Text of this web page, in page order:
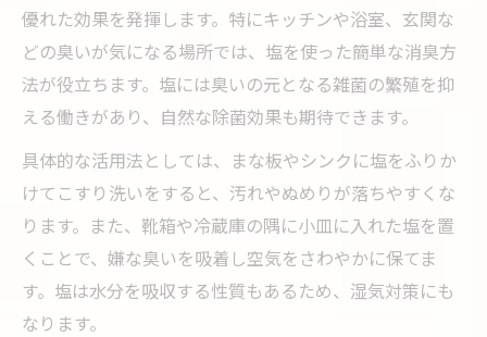
結晶化で実現する塩の保存性と品質向上
塩結晶の魅力と家庭でもできる活用方法
いらない塩の使い道と再利用法
不要な塩の賢い再利用と環境への配慮
塩で作る消臭剤や除湿剤の簡単な作り方
塩の使い道を広げる掃除・園芸への応用
塩の再利用で家庭ごみを減らす実践知識
塩の保存方法と安全な再利用のポイント
健康維持に役立つ塩の保存知識
優れた効果を発揮します。特にキッチンや浴室、玄関な
どの臭いが気になる場所では、塩を使った簡単な消臭方
法が役立ちます。塩には臭いの元となる雑菌の繁殖を抑
える働きがあり、自然な除菌効果も期待できます。
具体的な活用法としては、まな板やシンクに塩をふりか
けてこすり洗いをすると、汚れやぬめりが落ちやすくな
ります。また、靴箱や冷蔵庫の隅に小皿に入れた塩を置
くことで、嫌な臭いを吸着し空気をさわやかに保てま
す。塩は水分を吸収する性質もあるため、湿気対策にも
なります。